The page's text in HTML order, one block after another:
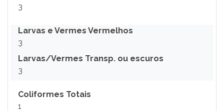
3
Larvas e Vermes Vermelhos
3
Larvas/Vermes Transp. ou escuros
3
Coliformes Totais
1